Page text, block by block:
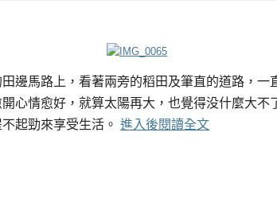
邊馬路上，看著兩旁的稻田及筆直的道路，一
心情愈好，就算太陽再大，也覺得没什麼大不
起勁來享受生活。 進入後閱讀全文